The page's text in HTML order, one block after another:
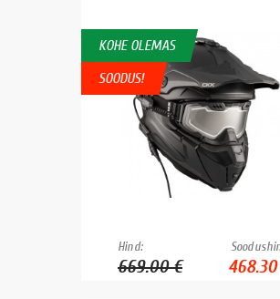
KOHE OLEMAS
SOODUS!
Hind:
669.00 €